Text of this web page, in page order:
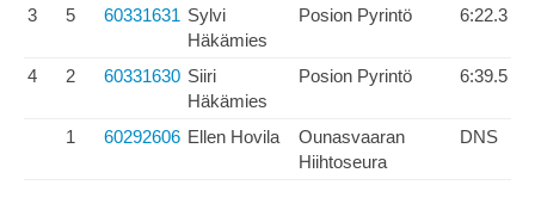
3 5 60331631 Sylvi
Häkämies
Posion Pyrintö 6:22.3
4 2 60331630 Siiri
Häkämies
Posion Pyrintö 6:39.5
1 60292606 Ellen Hovila
Ounasvaaran
Hiihtoseura
DNS